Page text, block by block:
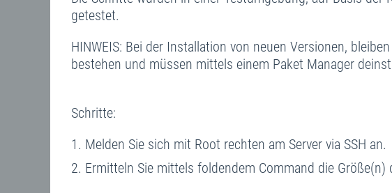
getestet.
HINWEIS: Bei der Installation von neuen Versionen,
bestehen und müssen mittels einem Paket Manager
Schritte:
Melden Sie sich mit Root rechten am Server via SSH an.
Ermitteln Sie mittels foldendem Command die Größe(n)